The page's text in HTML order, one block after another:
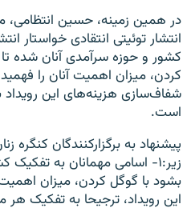
در همین زمینه، حسین انتظامی،
انتشار توئیتی انتقادی خواستار
کشور و حوزه سرآمدی آنان شده
کردن، میزان اهمیت آنان را
شفاف‌سازی هزینه‌های این
است.
پیشنهاد به برگزارکنندگان کنگره
زیر:١- اسامی مهمانان به
این رویداد، ترجیحا به تفکیک هر